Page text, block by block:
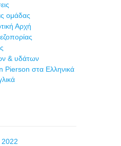
ομάδας
Αρχή
& υδάτων
Pierson στα Ελληνικά
2022